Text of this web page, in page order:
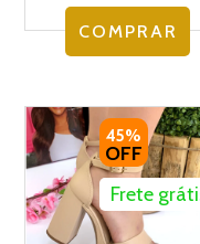
COMPRAR
45%
OFF
Frete